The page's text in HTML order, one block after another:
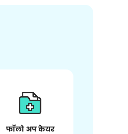
फॉलो अप केयर